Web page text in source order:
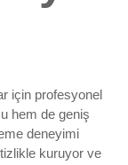
için profesyonel
hem de geniş
deneyimi
kuruyor ve